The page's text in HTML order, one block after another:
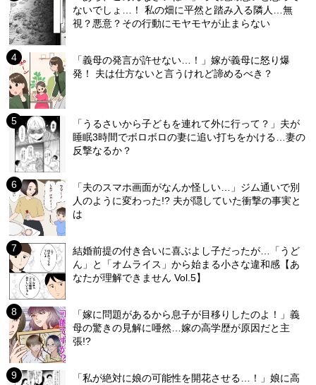
ないでしょ…！ 私の畑に平然と踏み入る隣人…無
視？悪意？その行動にモヤモヤが止まらない
「義母の発言が許せない…！」嫁が義母に怒り爆
発！ 夫は仕方ないと言うけれど諦めるべき？
「うるさいから子どもを連れて外に行って？」夫が
睡眠3時間でボロボロの妻に追い打ちをかける…妻の
反撃なるか？
「夫のスマホ画面がなんか怪しい…」ジム通いで別
人のように変わった!? 夫が隠していた衝撃の事実と
は
結婚前提の付き合いに喜ぶよし子だったが…「うど
ん」と「オムライス」から始まる小さな違和感【あ
なたが理解できません Vol.5】
「嫁に問題があるから息子が目移りしたのよ！」義
母の驚きの見解に唖然…嫁の高学歴が原因だと主
張!?
「私が絶対に娘の可能性を開花させる…！」娘に高